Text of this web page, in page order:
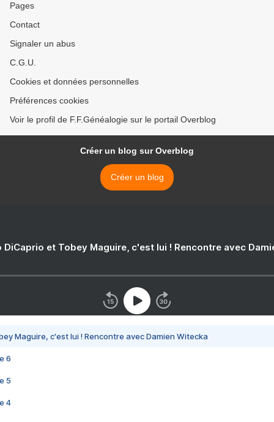
Pages
Contact
Signaler un abus
C.G.U.
Cookies et données personnelles
Préférences cookies
Voir le profil de F.F.Généalogie sur le portail Overblog
Créer un blog sur Overblog
Créer un blog
DiCaprio et Tobey Maguire, c'est lui ! Rencontre avec
Maguire, c'est lui ! Rencontre avec Damien Witecka
6
5
4